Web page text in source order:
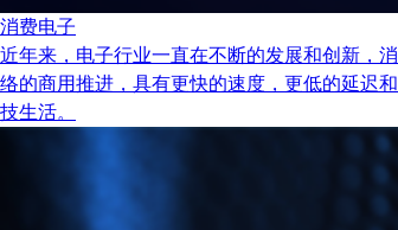
消费电子
近年来，电子行业一直在不断的发展和创新，
络的商用推进，具有更快的速度，更低的延迟
技生活。